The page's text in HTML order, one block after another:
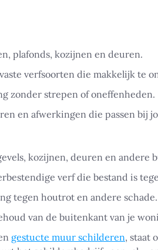
plafonds, kozijnen en deuren.
verfsoorten die makkelijk te
zonder strepen of oneffenheden.
en afwerkingen die passen bij
kozijnen, deuren en andere
verf die bestand is
tegen houtrot en andere schade.
van de buitenkant van je
gestucte muur schilderen, staat